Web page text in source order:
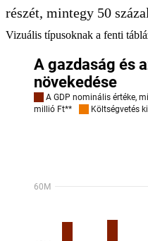
részét, mintegy 50
Vizuális típusoknak a fenti